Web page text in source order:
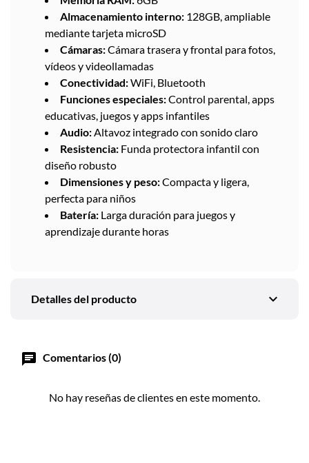
Almacenamiento interno: 128GB, ampliable
mediante tarjeta microSD
Cámaras:Cámara trasera y frontal para fotos,
vídeos y videollamadas
Conectividad:WiFi, Bluetooth
Funciones especiales:Control parental, apps
educativas, juegos y apps infantiles
Audio:Altavoz integrado con sonido claro
Resistencia: Funda protectora infantil con
diseño robusto
Dimensiones y peso:Compacta y ligera,
perfecta para niños
Batería: Larga duración para juegos y
aprendizaje durante horas
expand_more
Detalles del producto
chat Comentarios (0)
No hay reseñas de clientes en este momento.